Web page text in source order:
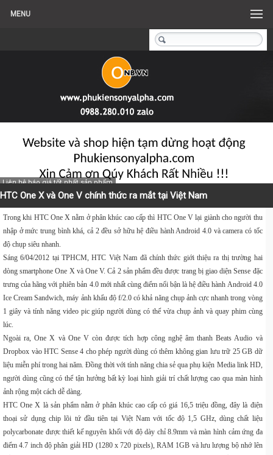
MENU
Liên hệ báo giá tốt nhất sản phẩm
HTC One X và One V chính thức ra mắt tại Việt Nam
Trong khi HTC One X nằm ở phân khúc cao cấp thì HTC One V lại giành cho người thu
nhập ở mức trung bình khá, cả 2 đều sở hữu hệ điều hành Android 4.0 và camera có tốc
độ chụp siêu nhanh.
Sáng 6/04/2012 tại TPHCM, HTC Việt Nam đã chính thức giới thiệu ra thị trường hai
dòng smartphone One X và One V. Cả 2 sản phẩm đều được trang bị giao diện Sense đặc
trưng của hãng với phiên bản 4.0 mới nhất cùng điểm nổi bận là hệ điều hành Android 4.0
Ice Cream Sandwich, máy ảnh khẩu độ f/2.0 có khả năng chụp ảnh cực nhanh trong vòng
1 giây và tính năng video pic giúp người dùng có thể vừa chụp ảnh và quay phim cùng
lúc.
Ngoài ra, One X và One V còn được tích hợp công nghệ âm thanh Beats Audio và
Dropbox vào HTC Sense 4 cho phép người dùng có thêm không gian lưu trữ 25 GB dữ
liệu miễn phí trong hai năm. Đồng thời với tính năng chia sẻ qua phụ kiện Media link HD,
người dùng cũng có thể tận hưởng bất kỳ loại hình giải trí chất lượng cao qua màn hình
ảnh rộng một cách dễ dàng.
HTC One X là sản phẩm nằm ở phân khúc cao cấp có giá 16,5 triệu đồng, đây là điện
thoại sử dụng chip lõi tứ đầu tiên tại Việt Nam với tốc độ 1,5 GHz, dùng chất liệu
polycarbonate được thiết kế nguyên khối với độ dày chỉ 8.9mm và màn hình cảm ứng đa
điểm 4.7 inch độ phân giải HD (1280 x 720 pixels), RAM 1GB và lưu lượng bộ nhớ lên